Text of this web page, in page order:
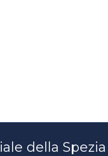
della Spezia